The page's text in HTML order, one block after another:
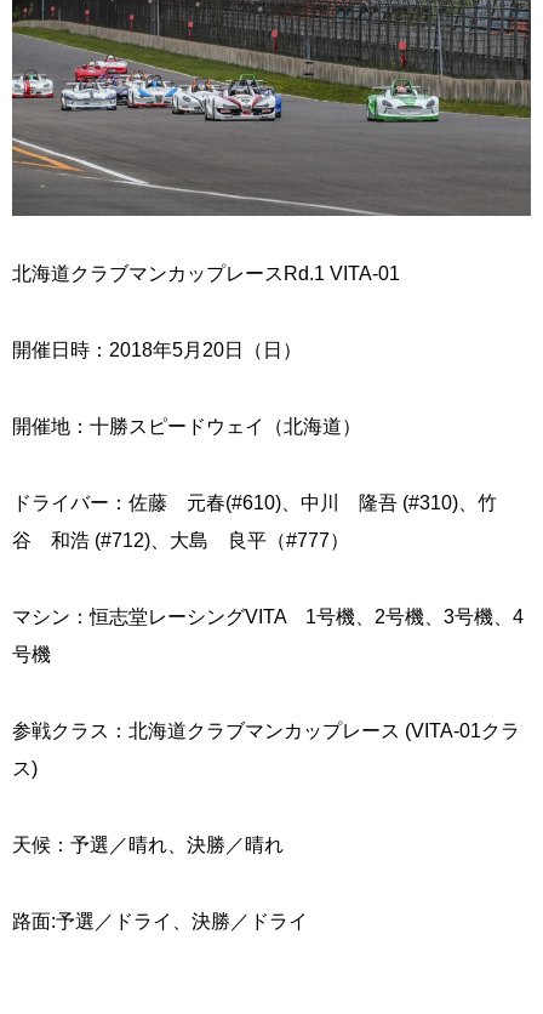
北海道クラブマンカップレースRd.1 VITA-01
開催日時：2018年5月20日（日）
開催地：十勝スピードウェイ（北海道）
ドライバー：佐藤 元春(#610)、中川 隆吾 (#310)、竹
谷 和浩 (#712)、大島 良平（#777）
マシン：恒志堂レーシングVITA 1号機、2号機、3号機、4
号機
参戦クラス：北海道クラブマンカップレース (VITA-01クラ
ス)
天候：予選／晴れ、決勝／晴れ
路面:予選／ドライ、決勝／ドライ